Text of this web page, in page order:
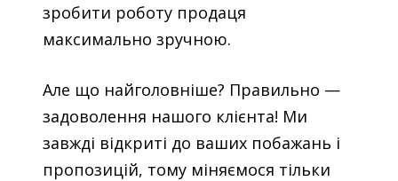
зробити роботу продаця
максимально зручною.
Але що найголовніше? Правильно —
задоволення нашого клієнта! Ми
завжді відкриті до ваших побажань і
пропозицій, тому міняємося тільки